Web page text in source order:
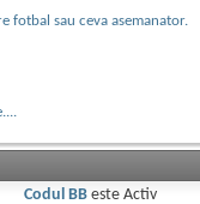
fotbal sau ceva asemanator.
Codul BBeste Activ